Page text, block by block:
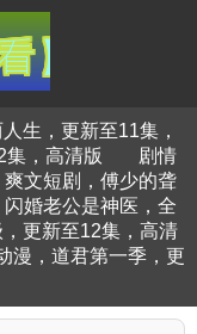
生，更新至11集，
集，高清版
剧情
爽文短剧，傅少的聋
婚老公是神医，全
更新至12集，高清
漫，道君第一季，更